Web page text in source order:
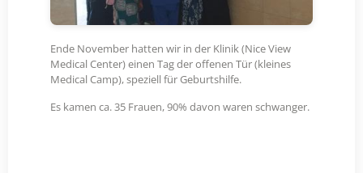
Ende November hatten wir in der Klinik (Nice View
Medical Center) einen Tag der offenen Tür (kleines
Medical Camp), speziell für Geburtshilfe.
Es kamen ca. 35 Frauen, 90% davon waren schwanger.